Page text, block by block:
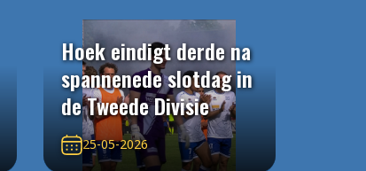
Hoek eindigt derde na
spannenede slotdag in
de Tweede Divisie
25-05-2026